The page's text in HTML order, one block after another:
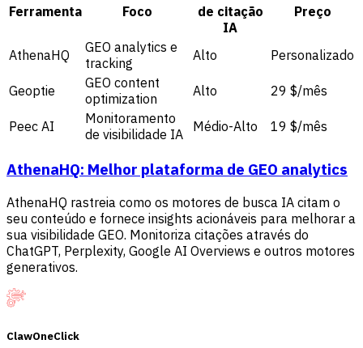
Ferramenta Foco
de citação
IA
Preço
AthenaHQ
GEO analytics e
tracking
Alto Personalizado
Geoptie
GEO content
optimization
Alto 29 $/mês
Peec AI
Monitoramento
de visibilidade IA
Médio-Alto 19 $/mês
AthenaHQ: Melhor plataforma de GEO analytics
AthenaHQ rastreia como os motores de busca IA citam o
seu conteúdo e fornece insights acionáveis para melhorar a
sua visibilidade GEO. Monitoriza citações através do
ChatGPT, Perplexity, Google AI Overviews e outros motores
generativos.
ClawOneClick